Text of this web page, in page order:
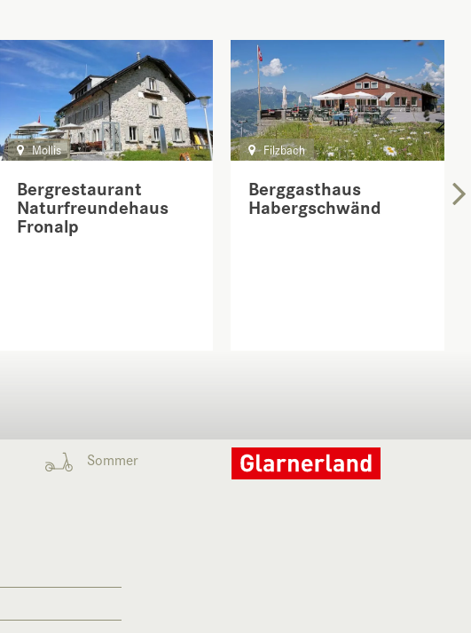
Bergrestaurant
Naturfreundehaus
Fronalp
Mollis
Berggasthaus
Habergschwänd
Filzbach
Sommer